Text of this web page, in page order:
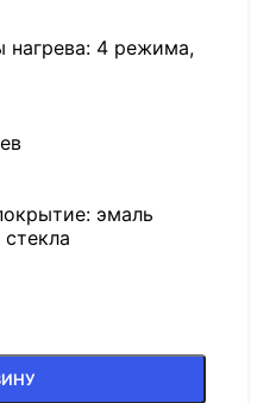
4 режима,
эмаль